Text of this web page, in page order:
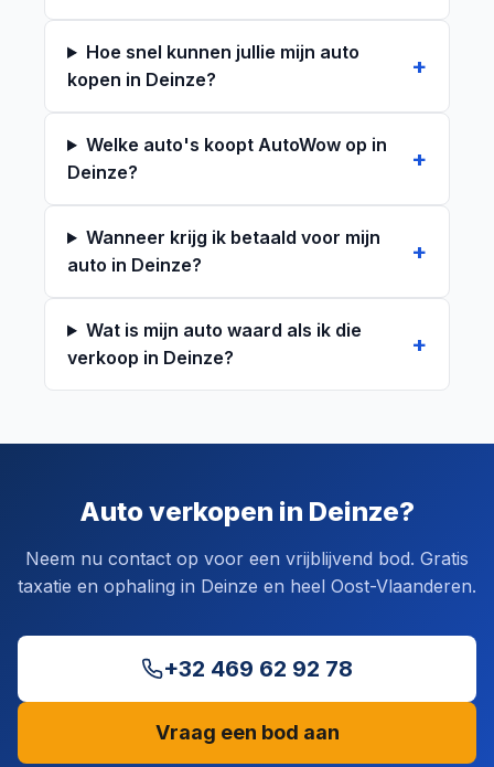
Hoe snel kunnen jullie mijn auto
kopen in Deinze?
Welke auto's koopt AutoWow op in
Deinze?
Wanneer krijg ik betaald voor mijn
auto in Deinze?
Wat is mijn auto waard als ik die
verkoop in Deinze?
Auto verkopen in Deinze?
Neem nu contact op voor een vrijblijvend bod. Gratis
taxatie en ophaling in Deinze en heel Oost-Vlaanderen.
+32 469 62 92 78
Vraag een bod aan